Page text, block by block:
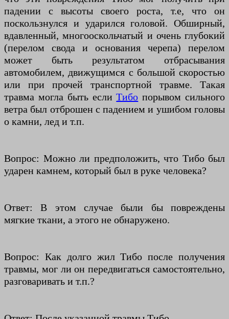
падении с высоты своего роста, т.е, что он
поскользнулся и ударился головой. Обширный,
вдавленный, многооскольчатый и очень глубокий
(перелом свода и основания черепа) перелом
может быть результатом отбрасывания
автомобилем, движущимся с большой скоростью
или при прочей транспортной травме. Такая
травма могла быть еслиТибо порывом сильного
ветра был отброшен с падением и ушибом головы
о камни, лед и т.п.
Вопрос: Можно ли предположить, что Тибо был
ударен камнем, который был в руке человека?
Ответ: В этом случае были бы повреждены
мягкие ткани, а этого не обнаружено.
Вопрос: Как долго жил Тибо после получения
травмы, мог ли он передвигаться самостоятельно,
разговаривать и т.п.?